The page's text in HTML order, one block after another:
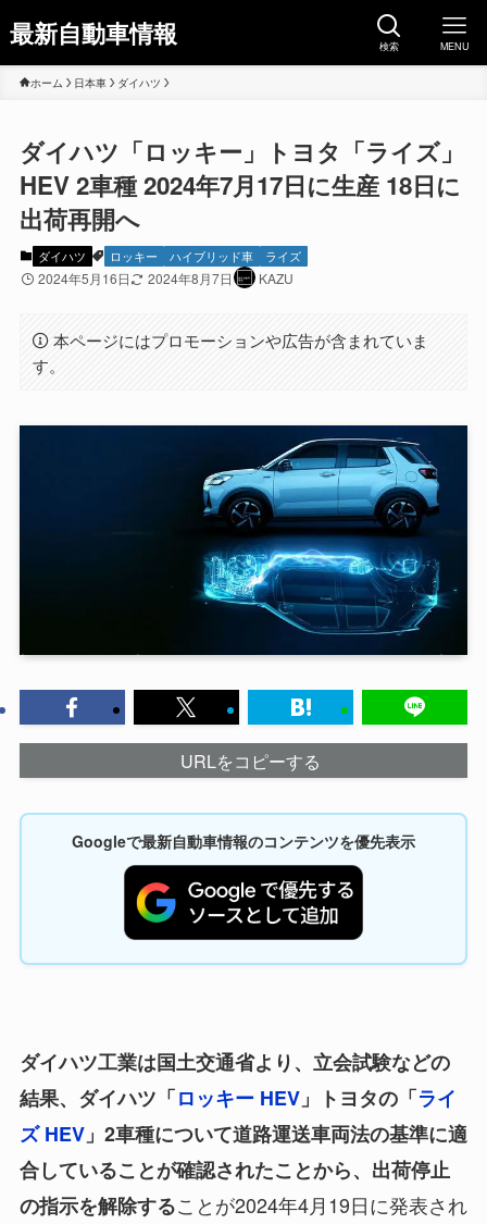
最新自動車情報 検索 MENU
ホーム 日本車 ダイハツ
ダイハツ「ロッキー」トヨタ「ライズ」
HEV 2車種 2024年7月17日に生産 18日に
出荷再開へ
ダイハツ ロッキー ハイブリッド車 ライズ
2024年5月16日 2024年8月7日 KAZU
本ページにはプロモーションや広告が含まれていま
す。
URLをコピーする
Googleで最新自動車情報のコンテンツを優先表示
ダイハツ工業は国土交通省より、立会試験などの
結果、ダイハツ「ロッキー HEV」トヨタの「ライ
ズ HEV」2車種について道路運送車両法の基準に適
合していることが確認されたことから、出荷停止
の指示を解除することが2024年4月19日に発表され